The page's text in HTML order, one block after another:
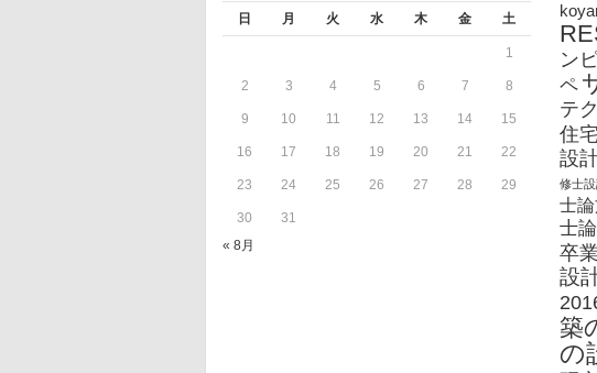
日 月 火 水 木 金 土
1
2 3 4 5 6 7 8
9 10 11 12 13 14 15
16 17 18 19 20 21 22
23 24 25 26 27 28 29
30
31
« 8月
ン
ペ
テ
住宅
設
修士
士
士
卒
設
築
の